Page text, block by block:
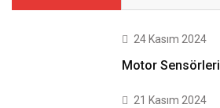
24 Kasım 2024
Motor Sensörleri
21 Kasım 2024